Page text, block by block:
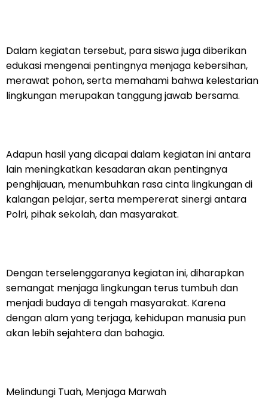
Dalam kegiatan tersebut, para siswa juga diberikan
edukasi mengenai pentingnya menjaga kebersihan,
merawat pohon, serta memahami bahwa kelestarian
lingkungan merupakan tanggung jawab bersama.
Adapun hasil yang dicapai dalam kegiatan ini antara
lain meningkatkan kesadaran akan pentingnya
penghijauan, menumbuhkan rasa cinta lingkungan di
kalangan pelajar, serta mempererat sinergi antara
Polri, pihak sekolah, dan masyarakat.
Dengan terselenggaranya kegiatan ini, diharapkan
semangat menjaga lingkungan terus tumbuh dan
menjadi budaya di tengah masyarakat. Karena
dengan alam yang terjaga, kehidupan manusia pun
akan lebih sejahtera dan bahagia.
Melindungi Tuah, Menjaga Marwah